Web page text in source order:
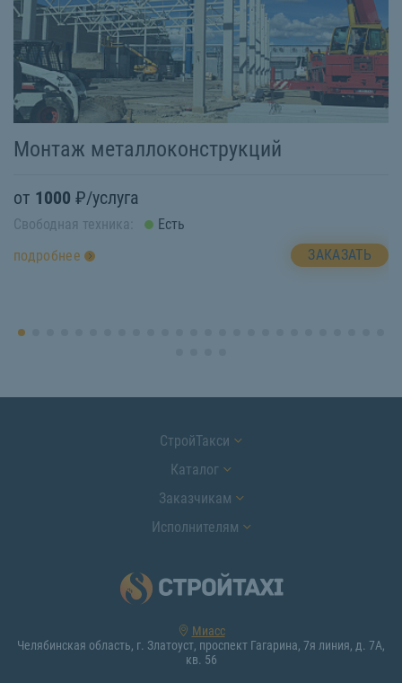
Монтаж металлоконструкций
от 1000 ₽/услуга
Свободная техника:
Есть
подробнее
ЗАКАЗАТЬ
СтройТакси
Каталог
Заказчикам
Исполнителям
Миасс
Челябинская область, г. Златоуст, проспект Гагарина, 7я линия, д. 7А,
кв. 56